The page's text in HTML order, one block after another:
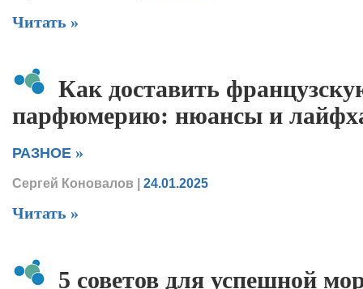
Читать »
Как доставить
парфюмерию: нюансы и
РАЗНОЕ »
Сергей Коновалов | 24.01.2025
Читать »
5 советов для успешной